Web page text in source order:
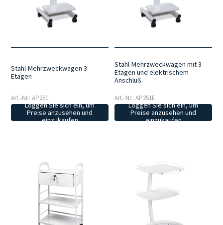
Stahl-Mehrzweckwagen 3
Etagen
Art.-Nr.: AP251
Loggen Sie sich ein, um
Preise anzusehen und
einzukaufen
Stahl-Mehrzweckwagen mit 3
Etagen und elektrischem
Anschluß
Art.-Nr.: AP251E
Loggen Sie sich ein, um
Preise anzusehen und
einzukaufen